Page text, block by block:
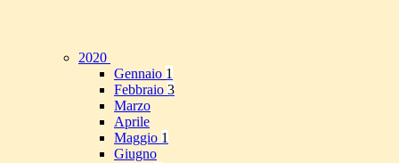
2020
Gennaio 1
Febbraio 3
Marzo
Aprile
Maggio 1
Giugno